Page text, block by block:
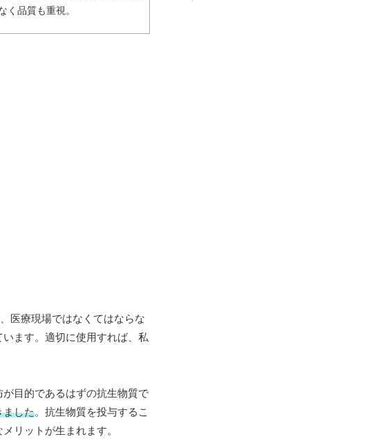
品質も重視。
医療現場ではなくてはならな
ます。適切に使用すれば、私
目的であるはずの抗生物質で
ました。抗生物質を投与するこ
リットが生まれます。